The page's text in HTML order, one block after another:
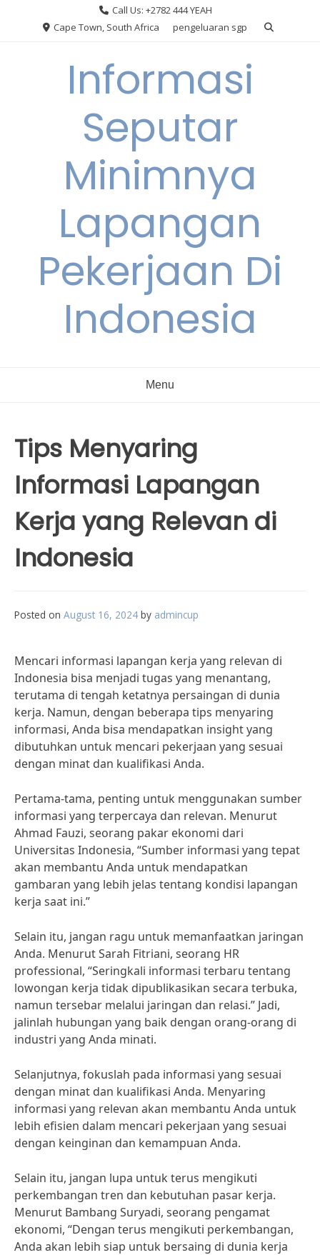
Call Us: +2782 444 YEAH
Cape Town, South Africa
pengeluaran sgp
Informasi
Seputar
Minimnya
Lapangan
Pekerjaan Di
Indonesia
Menu
Tips Menyaring
Informasi Lapangan
Kerja yang Relevan di
Indonesia
Posted on August 16, 2024 by admincup
Mencari informasi lapangan kerja yang relevan di
Indonesia bisa menjadi tugas yang menantang,
terutama di tengah ketatnya persaingan di dunia
kerja. Namun, dengan beberapa tips menyaring
informasi, Anda bisa mendapatkan insight yang
dibutuhkan untuk mencari pekerjaan yang sesuai
dengan minat dan kualifikasi Anda.
Pertama-tama, penting untuk menggunakan sumber
informasi yang terpercaya dan relevan. Menurut
Ahmad Fauzi, seorang pakar ekonomi dari
Universitas Indonesia, “Sumber informasi yang tepat
akan membantu Anda untuk mendapatkan
gambaran yang lebih jelas tentang kondisi lapangan
kerja saat ini.”
Selain itu, jangan ragu untuk memanfaatkan jaringan
Anda. Menurut Sarah Fitriani, seorang HR
professional, “Seringkali informasi terbaru tentang
lowongan kerja tidak dipublikasikan secara terbuka,
namun tersebar melalui jaringan dan relasi.” Jadi,
jalinlah hubungan yang baik dengan orang-orang di
industri yang Anda minati.
Selanjutnya, fokuslah pada informasi yang sesuai
dengan minat dan kualifikasi Anda. Menyaring
informasi yang relevan akan membantu Anda untuk
lebih efisien dalam mencari pekerjaan yang sesuai
dengan keinginan dan kemampuan Anda.
Selain itu, jangan lupa untuk terus mengikuti
perkembangan tren dan kebutuhan pasar kerja.
Menurut Bambang Suryadi, seorang pengamat
ekonomi, “Dengan terus mengikuti perkembangan,
Anda akan lebih siap untuk bersaing di dunia kerja